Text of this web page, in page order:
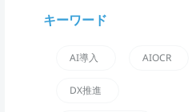
キーワード
AI導入 AIOCR
DX推進